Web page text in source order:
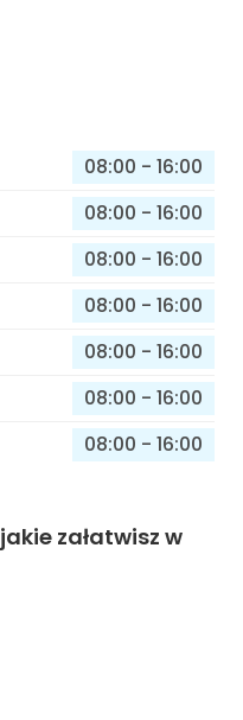
08:00 - 16:00
08:00 - 16:00
08:00 - 16:00
08:00 - 16:00
08:00 - 16:00
08:00 - 16:00
08:00 - 16:00
załatwisz w